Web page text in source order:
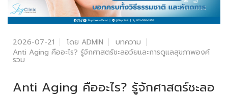
2026-07-21 โดย ADMIN
บทความ
Anti Aging คืออะไร? รู้จักศาสตร์ชะลอวัยและการดูแลสุขภาพองค์
รวม
Anti Aging คืออะไร? รู้จักศาสตร์ชะลอ